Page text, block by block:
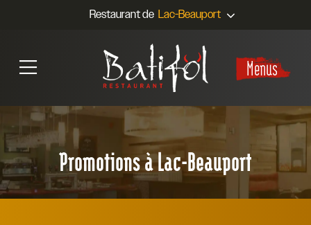
Restaurant de
Menus
Promotions à Lac-Beauport